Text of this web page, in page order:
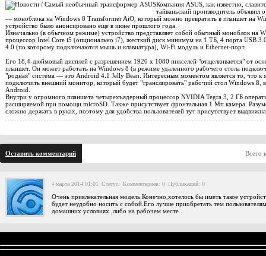
Компания ASUS, как известно,
тайваньский производитель объявил
— моноблока на Windows 8 Transformer AiO, который можно превратить в планшет на
устройство было анонсировано еще в июне прошлого года.
Изначально (в обычном режиме) устройство представляет собой обычный моноблок на
процессор Intel Core i5 (опционально i7), жесткий диск минимум на 1 ТБ, 4 порта USB
4.0 (по которому подключаются мышь и клавиатура), Wi-Fi модуль и Ethernet-порт.
Его 18,4-дюймовый дисплей с разрешением 1920 х 1080 пикселей "отщелкивается" от
планшет. Он может работать на Windows 8 (в режиме удаленного рабочего стола
"родная" система — это Android 4.1 Jelly Bean. Интересным моментом является то, что
подключить внешний монитор, который будет "транслировать" рабочий стол Windows 8,
Android.
Внутри у огромного планшета четырехъядерный процессор NVIDIA Tegra 3, 2 ГБ
расширяемой при помощи microSD. Также присутствует фронтальная 1 Мп камера.
сложно держать в руках, поэтому для удобства пользователей тут присутствует
Оставить комментарий Всего
4 марта 2014 01:01 Статус: Комментариев: 0 Публикаций: 0
Очень привлекательная модель.Конечно,хотелось бы иметь такое
будет неудобно носить с собой.Его лучше приобретать тем
домашних условиях ,либо на рабочем месте .